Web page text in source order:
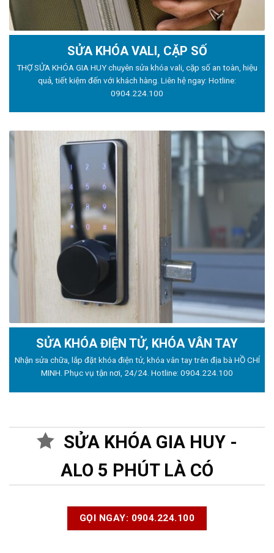
SỬA KHÓA VALI, CẶP SỐ
THỢ SỬA KHÓA GIA HUY chuyên sửa khóa vali, cặp số an toàn, hiệu
quả, tiết kiệm đến với khách hàng. Liên hệ ngay: Hotline:
0904.224.100
SỬA KHÓA ĐIỆN TỬ, KHÓA VÂN TAY
Nhận sửa chữa, lắp đặt khóa điện tử, khóa vân tay trên địa bà HỒ CHÍ
MINH. Phục vụ tận nơi, 24/24. Hotline: 0904.224.100
SỬA KHÓA GIA HUY -
ALO 5 PHÚT LÀ CÓ
GỌI NGAY: 0904.224.100